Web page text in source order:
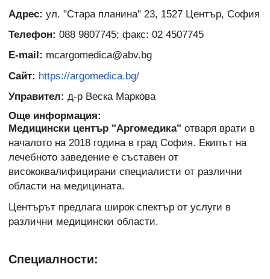
Адрес: ул. "Стара планина" 23, 1527 Център, София
Телефон: 088 9807745; факс: 02 4507745
E-mail: mcargomedica@abv.bg
Сайт: https://argomedica.bg/
Управител: д-р Веска Маркова
Още информация:
Медицински център "Аргомедика" отваря врати в
началото на 2018 година в град София. Екипът на
лечебното заведение е съставен от
висококвалифицирани специалисти от различни
области на медицината.
Центърът предлага широк спектър от услуги в
различни медицински области.
Специалности: